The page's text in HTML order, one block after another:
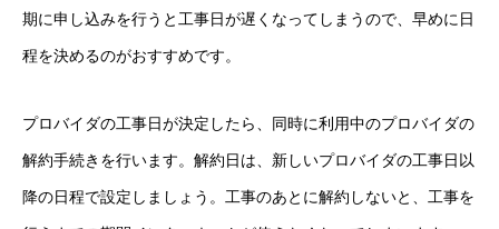
期に申し込みを行うと工事日が遅くなってしまうので、早めに日
程を決めるのがおすすめです。
プロバイダの工事日が決定したら、同時に利用中のプロバイダの
解約手続きを行います。解約日は、新しいプロバイダの工事日以
降の日程で設定しましょう。工事のあとに解約しないと、工事を